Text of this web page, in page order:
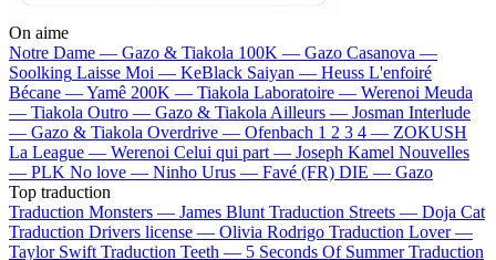
On aime
Notre Dame — Gazo & Tiakola 100K — Gazo Casanova —
Soolking Laisse Moi — KeBlack Saiyan — Heuss L'enfoiré
Bécane —Yamê 200K — Tiakola Laboratoire — Werenoi Meuda
— Tiakola Outro — Gazo & Tiakola Ailleurs — Josman Interlude
— Gazo & Tiakola Overdrive — Ofenbach 1 2 3 4 — ZOKUSH
La League — Werenoi Celui qui part — Joseph Kamel Nouvelles
— PLK No love — Ninho Urus — Favé (FR) DIE — Gazo
Top traduction
Traduction Monsters — James Blunt Traduction Streets — Doja Cat
Traduction Drivers license — Olivia Rodrigo Traduction Lover —
Taylor Swift Traduction Teeth — 5 Seconds Of Summer Traduction